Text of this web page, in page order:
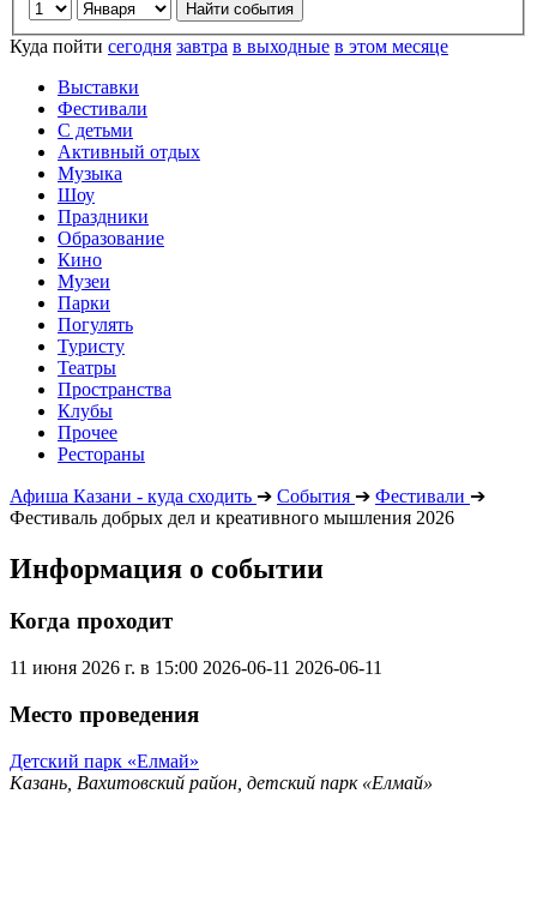
Куда пойти сегодня завтра в выходные в этом месяце
Выставки
Фестивали
С детьми
Активный отдых
Музыка
Шоу
Праздники
Образование
Кино
Музеи
Парки
Погулять
Туристу
Театры
Пространства
Клубы
Прочее
Рестораны
Афиша Казани - куда сходить ➔ События ➔ Фестивали ➔
Фестиваль добрых дел и креативного мышления 2026
Информация о событии
Когда проходит
11 июня 2026 г. в 15:00 2026-06-11 2026-06-11
Место проведения
Детский парк «Елмай»
Казань, Вахитовский район, детский парк «Елмай»